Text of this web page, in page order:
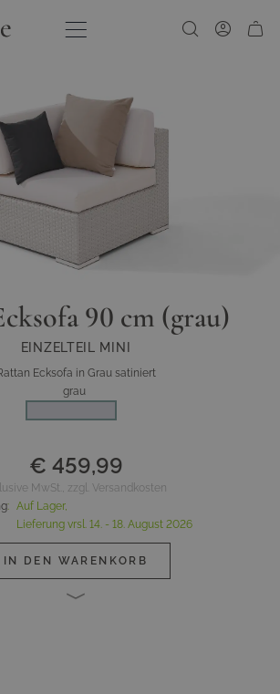
90 cm (grau)
EINZELTEIL MINI
Ecksofa in Grau satiniert
grau
€ 459,99
MwSt., zzgl. Versandkosten
: Auf Lager,
Lieferung vrsl. 14. - 18. August 2026
IN DEN WARENKORB